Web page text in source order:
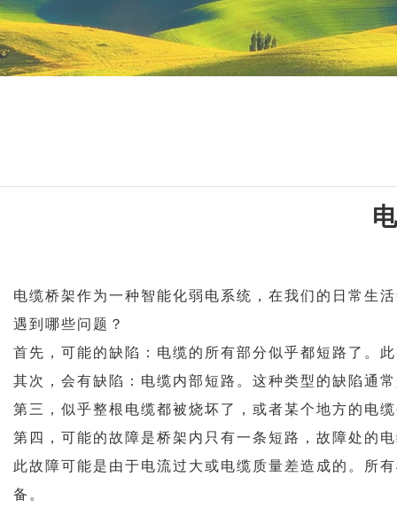
电缆桥架作为一种智能化弱电系统，在我们的日常生
遇到哪些问题？
首先，可能的缺陷：电缆的所有部分似乎都短路了。
其次，会有缺陷：电缆内部短路。这种类型的缺陷通
第三，似乎整根电缆都被烧坏了，或者某个地方的电
第四，可能的故障是桥架内只有一条短路，故障处的
此故障可能是由于电流过大或电缆质量差造成的。所
备。